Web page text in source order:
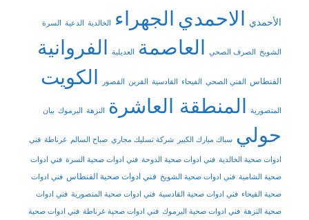
الأحمدي الاحمدي الجهراء الخالدية الدعية السرة
الشويخ الصرف الصحي العاصمة العديلية الفروانية
الفنطاس الفني الصحي الفيحاء القادسية القرين القصور الكويت
المنصورية المنطقة العاشرة النزهة اليرموك بيان
حولي سباك مبارك الكبير شركة تسليك مجاري صباح السالم غرناطة فني
ادوات صحية الخالدية فني ادوات صحية الدوحة فني ادوات صحية السرة فني ادوات
صحية الشامية فني ادوات صحية الشويخ فني ادوات صحية الفنطاس فني ادوات
صحية الفيحاء فني ادوات صحية القادسية فني ادوات صحية المنصورية فني ادوات
صحية النزهة فني ادوات صحية اليرموك فني ادوات صحية غرناطة فني ادوات صحية